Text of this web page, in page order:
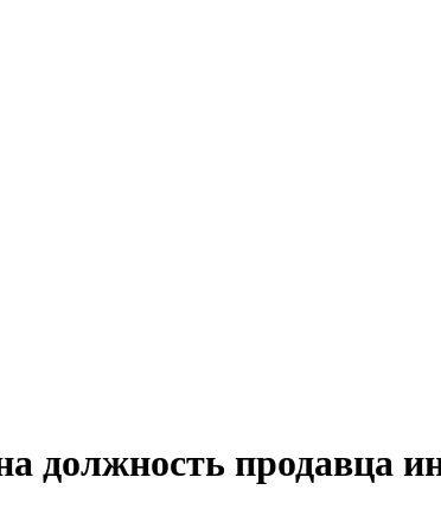
должность продавца